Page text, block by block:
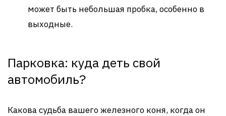
может быть небольшая пробка, особенно в
выходные.
Парковка: куда деть свой
автомобиль?
Какова судьба вашего железного коня, когда он